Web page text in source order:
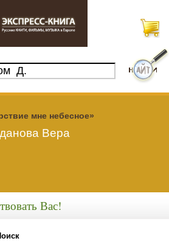
мне небесное»
Вера
Вас!